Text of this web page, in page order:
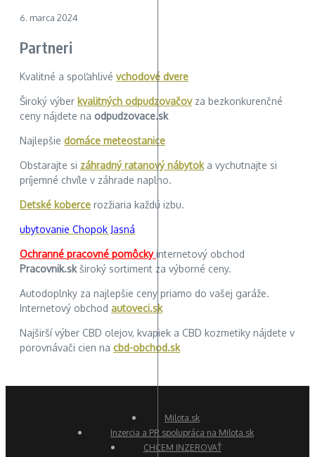
6. marca 2024
Partneri
Kvalitné a spoľahlivé vchodové dvere
Široký výber kvalitných odpudzovačovza bezkonkurenčné
ceny nájdete na odpudzovace.sk
Najlepšie domáce meteostanice
Obstarajte si záhradný ratanový nábytoka vychutnajte si
príjemné chvíle v záhrade naplno.
Detské koberce rozžiaria každú izbu.
ubytovanie Chopok Jasná
Ochranné pracovné pomôckyinternetový obchod
Pracovnik.skširoký sortiment za výborné ceny.
Autodoplnky za najlepšie ceny priamo do vašej garáže.
Internetový obchod autoveci.sk
Najširší výber CBD olejov, kvapiek a CBD kozmetiky nájdete v
porovnávači cien na cbd-obchod.sk
Milota.sk
Inzercia a PR spolupráca na Milota.sk
CHCEM INZEROVAŤ